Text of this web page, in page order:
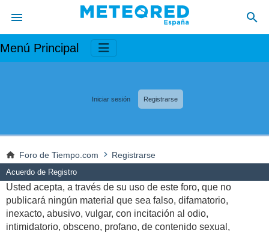
Menú Principal
Iniciar sesión Registrarse
Foro de Tiempo.com Registrarse
Acuerdo de Registro
Usted acepta, a través de su uso de este foro, que no
publicará ningún material que sea falso, difamatorio,
inexacto, abusivo, vulgar, con incitación al odio,
intimidatorio, obsceno, profano, de contenido sexual,